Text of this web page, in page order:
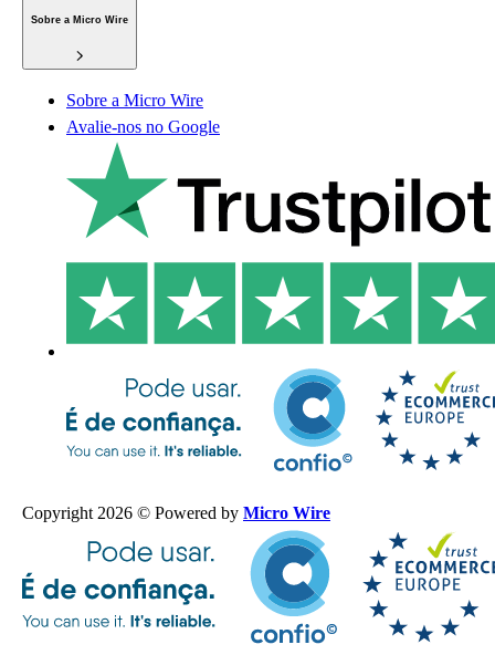
Sobre a Micro Wire
Sobre a Micro Wire
Avalie-nos no Google
Copyright 2026 © Powered by Micro Wire